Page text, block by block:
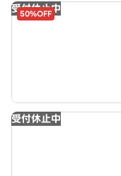
受付休止中
50%OFF
受付休止中